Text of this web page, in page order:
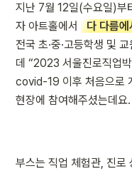
지난 7월 12일(수요일)부
자 아트홀에서 ‘ 다 다름
전국 초·중·고등학생 및
데 “2023 서울진로직업
covid-19 이후 처음으로
현장에 참여해주셨는데요.
부스는 직업 체험관, 진로